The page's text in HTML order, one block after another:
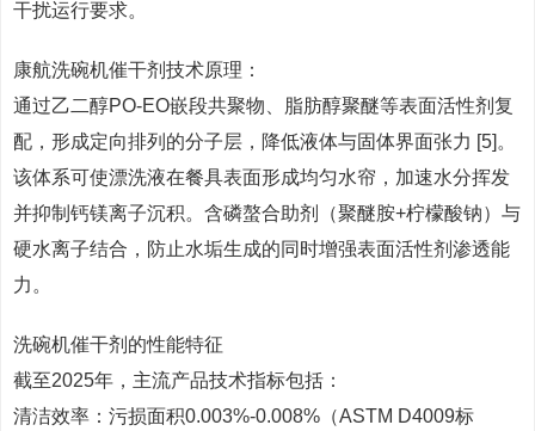
干扰运行要求。
康航洗碗机催干剂技术原理：
通过乙二醇PO-EO嵌段共聚物、脂肪醇聚醚等表面活性剂复
配，形成定向排列的分子层，降低液体与固体界面张力 [5]。
该体系可使漂洗液在餐具表面形成均匀水帘，加速水分挥发
并抑制钙镁离子沉积。含磷螯合助剂（聚醚胺+柠檬酸钠）与
硬水离子结合，防止水垢生成的同时增强表面活性剂渗透能
力。
洗碗机催干剂的性能特征
截至2025年，主流产品技术指标包括：
清洁效率：污损面积0.003%-0.008%（ASTM D4009标